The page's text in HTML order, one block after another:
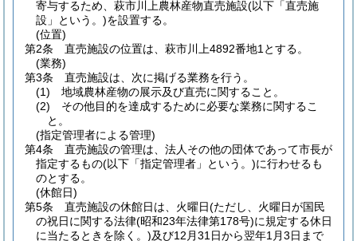
寄与するため、萩市川上農林産物直売施設(以下「直売施
設」という。)を設置する。
(位置)
第2条
直売施設の位置は、萩市川上4892番地1とする。
(業務)
第3条
直売施設は、次に掲げる業務を行う。
(1)
地域農林産物の展示及び直売に関すること。
(2)
その他目的を達成するために必要な業務に関するこ
と。
(指定管理者による管理)
第4条
直売施設の管理は、法人その他の団体であって市長が
指定するもの(以下「指定管理者」という。)に行わせるも
のとする。
(休館日)
第5条
直売施設の休館日は、火曜日(ただし、火曜日が国民
の祝日に関する法律(昭和23年法律第178号)に規定する休日
に当たるときを除く。)及び12月31日から翌年1月3日まで